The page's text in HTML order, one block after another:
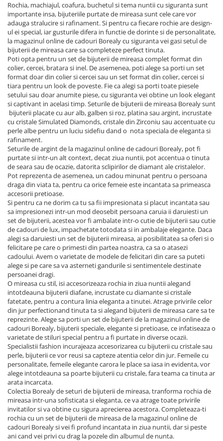
Rochia, machiajul, coafura, buchetul si tema nuntii cu siguranta sunt
importante insa, bijuteriile purtate de mireasa sunt cele care vor
adauga stralucire si rafinament. Si pentru ca fiecare rochie are design-
ul ei special, iar gusturile difera in functie de dorinte si de personalitate,
la magazinul online de cadouri Borealy cu siguranta vei gasi setul de
bijuterii de mireasa care sa completeze perfect tinuta.
Poti opta pentru un set de bijuterii de mireasa complet format din
colier, cercei, bratara si inel. De asemenea, poti alege sa porti un set
format doar din colier si cercei sau un set format din colier, cercei si
tiara pentru un look de poveste. Fie ca alegi sa porti toate piesele
setului sau doar anumite piese, cu siguranta vei obtine un look elegant
si captivant in acelasi timp. Seturile de bijuterii de mireasa Borealy sunt
bijuterii placate cu aur alb, galben si roz, platina sau argint, incrustate
cu cristale Simulated Diamonds, cristale din Zirconiu sau accentuate cu
perle albe pentru un luciu sidefiu dand o nota speciala de eleganta si
rafinament.
Seturile de argint de la magazinul online de cadouri Borealy, pot fi
purtate si intr-un alt context, decat ziua nuntii, pot accentua o tinuta
de seara sau de ocazie, datorita sclipirilor de diamant ale cristalelor.
Pot reprezenta de asemenea, un cadou minunat pentru o persoana
draga din viata ta, pentru ca orice femeie este incantata sa primeasca
accesorii pretioase.
Si pentru ca ne dorim ca tu sa fii impresionata si placut incantata sau
sa impresionezi intr-un mod deosebit persoana caruia ii daruiesti un
set de bijuterii, acestea vor fi ambalate intr-o cutie de bijuterii sau cutie
de cadouri de lux, impachetate totodata si in ambalaje elegante. Daca
alegi sa daruiesti un set de bijuterii mireasa, ai posibilitatea sa oferi si o
felicitare pe care o primesti din partea noastra, ca sa o atasezi
cadoului. Avem o varietate de modele de felicitari din care sa puteti
alege si pe care sa va asterneti gandurile si sentimentele destinate
persoanei dragi.
O mireasa cu stil, isi accesorizeaza rochia in ziua nuntii alegand
intotdeauna bijuterii diafane, incrustate cu diamante si cristale
fatetate, pentru a contura linia eleganta a tinutei. Atrage privirile celor
din jur perfectionand tinuta ta si alegand bijuterii de mireasa care sa te
reprezinte. Alege sa porti un set de bijuterii de la magazinul online de
cadouri Borealy, bijuterii speciale, elegante si pretioase, ce infatiseaza o
varietate de stiluri special pentru a fi purtate in diverse ocazii.
Specialistii fashion incurajeaza accesorizarea cu bijuterii cu cristale sau
perle, bijuterii ce vor reusi sa capteze atentia celor din jur. Femeile cu
personalitate, femeile elegante carora le place sa iasa in evidenta, vor
alege intotdeauna sa poarte bijuterii cu cristale, fara teama ca tinuta ar
arata incarcata.
Colectia Borealy de seturi de bijuterii de mireasa, tranforma rochia de
mireasa intr-una sofisticata si eleganta, ce va atrage toate privirile
invitatilor si va obtine cu sigura aprecierea acestora. Completeaza-ti
rochia cu un set de bijuterii de mireasa de la magazinul online de
cadouri Borealy si vei fi profund incantata in ziua nuntii, dar si peste
ani cand vei privi cu drag la pozele din albumul de nunta.